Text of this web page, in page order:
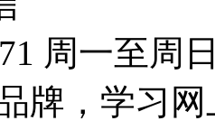
周一至周
牌，学习